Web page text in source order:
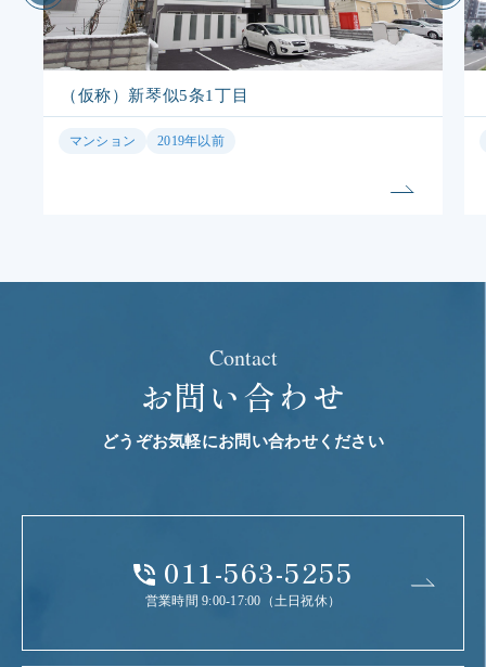
（仮称）新琴似5条1丁目
マンション 2019年以前
Contact
お問い合わせ
どうぞお気軽にお問い合わせください
011-563-5255
営業時間 9:00-17:00（土日祝休）